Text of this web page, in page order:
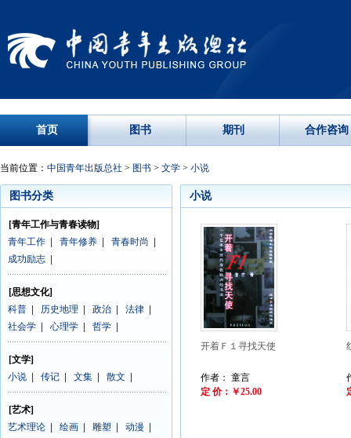
首页 图书 期刊 合作咨询
当前位置： 中国青年出版总社 > 图书 > 文学 > 小说
图书分类
[青年工作与青春读物]
青年工作
青年修养 青春时尚
成功励志
[思想文化]
科普
历史地理 政治 法律
社会学
心理学 哲学
[文学]
小说
传记 文集 散文
[艺术]
艺术理论
绘画 雕塑 动漫
小说
开着Ｆ１寻找天使
作者： 童言
定 价：￥25.00